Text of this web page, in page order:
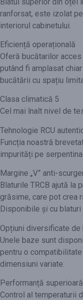
ranforsat, este izolat
interiorul cabinetului.
Eficiență operațională
Oferă bucătarilor
putând fi amplasat
bucătării cu spațiu
Clasa climatică 5
Cel mai înalt nivel de
Tehnologie RCU
Funcția noastră
impurități pe
Margine „V” anti-
Blaturile TRCB ajută la
grăsime, care pot crea
Disponibile și cu blaturi
Opțiuni diversificate de
Unele baze sunt
pentru o
dimensiuni variate.
Performanță
Control al temperaturii